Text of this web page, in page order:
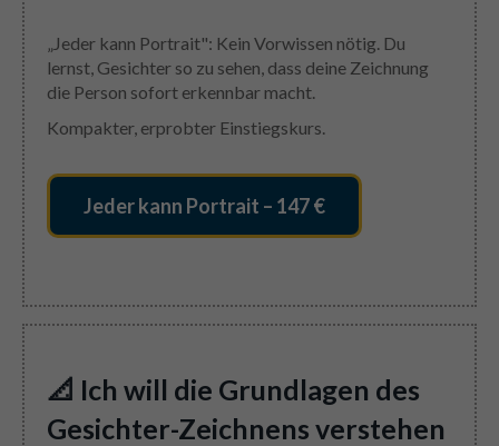
„Jeder kann Portrait": Kein Vorwissen nötig. Du
lernst, Gesichter so zu sehen, dass deine Zeichnung
die Person sofort erkennbar macht.
Kompakter, erprobter Einstiegskurs.
Jeder kann Portrait – 147 €
📐 Ich will die Grundlagen des
Gesichter-Zeichnens verstehen